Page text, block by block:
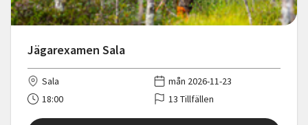
Jägarexamen Sala
Sala
mån 2026-11-23
18:00
13 Tillfällen